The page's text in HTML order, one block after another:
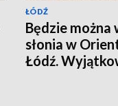
ŁÓDŹ
Będzie można
słonia w
Łódź.